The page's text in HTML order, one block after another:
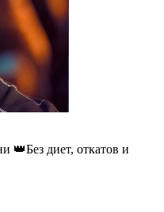
👑Без диет, откатов и